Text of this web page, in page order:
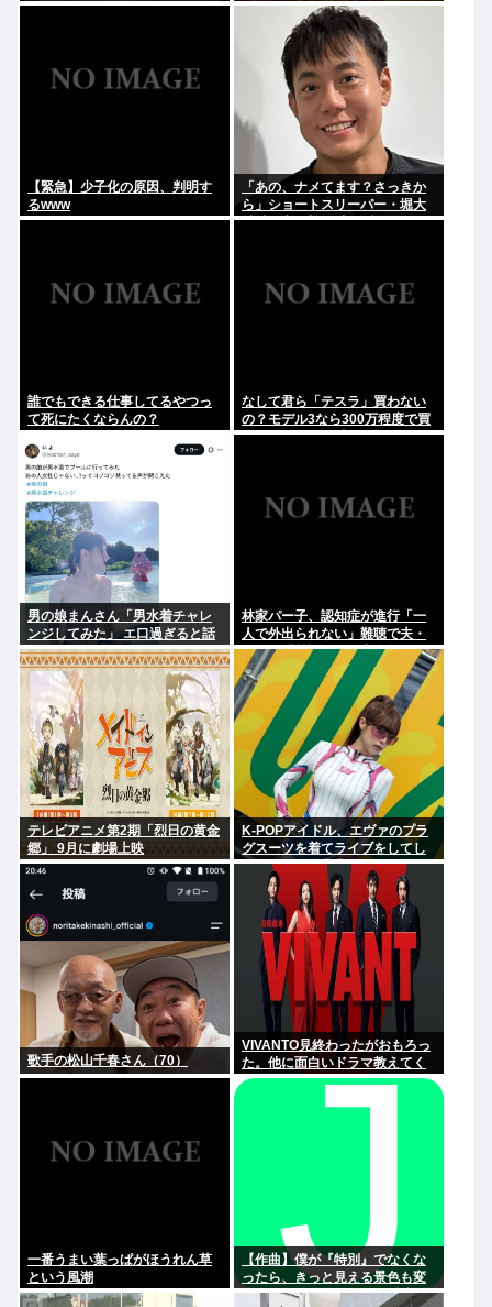
【緊急】少子化の原因、判明す
るwww
「あの、ナメてます？さっきか
ら」ショートスリーパー・堀大
輔氏が高須幹弥氏にブチギレ
誰でもできる仕事してるやつっ
て死にたくならんの？
なして君ら「テスラ」買わない
の？モデル3なら300万程度で買
える.コスパ最強車がここにある
男の娘まんさん「男水着チャレ
ンジしてみた」 エ口過ぎると話
題に
林家パー子、認知症が進行「一
人で外出られない」難聴で夫・
ペーと「筆談」…自宅全焼から
約1年
テレビアニメ第2期「烈日の黄金
郷」 9月に劇場上映
K-POPアイドル、エヴァのプラ
グスーツを着てライブをしてし
まう…これは非常にえちち
歌手の松山千春さん（70）
VIVANTO見終わったがおもろっ
た。他に面白いドラマ教えてく
れ
一番うまい葉っぱがほうれん草
という風潮
【作曲】僕が『特別』でなくな
ったら、きっと見える景色も変
わってしまう。⋯だから曖昧で